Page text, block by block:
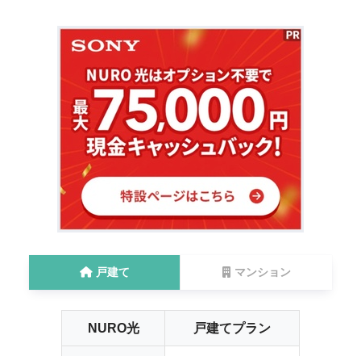
戸建て マンション
NURO光 戸建てプラン